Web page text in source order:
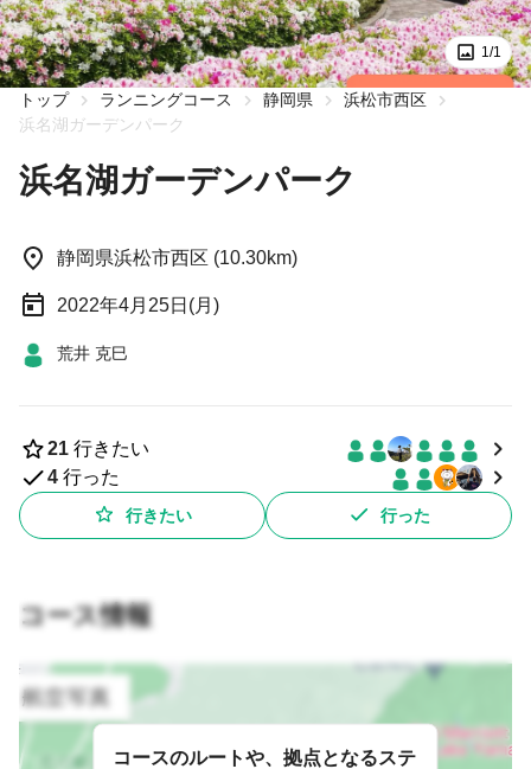
1/1
トップ ランニングコース 静岡県
浜松市西区
浜名湖ガーデンパーク
浜名湖ガーデンパーク
静岡県浜松市西区 (10.30km)
2022年4月25日(月)
荒井 克巳
21 行きたい
4 行った
行きたい 行った
コース情報
コースのルートや、拠点となるステ